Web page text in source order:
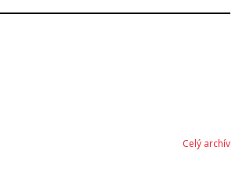
Celý archív